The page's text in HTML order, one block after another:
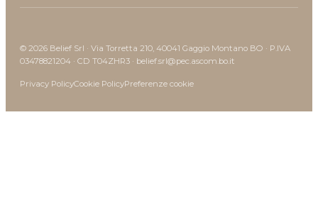
© 2026 Belief Srl · Via Torretta 210, 40041 Gaggio Montano BO · P.IVA
03478821204 · CD T04ZHR3 · belief.srl@pec.ascom.bo.it
Privacy PolicyCookie PolicyPreferenze cookie